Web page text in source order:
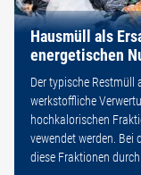
Hausmüll als
energetischen
Der typische Restmüll
werkstoffliche
hochkalorischen
vewendet werden. Bei
diese Fraktionen